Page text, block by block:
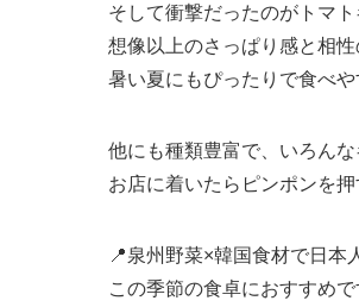
そして衝撃だったのがトマト
想像以上のさっぱり感と相性
暑い夏にもぴったりで食べ
他にも種類豊富で、いろん
お店に着いたらピンポンを
📍泉州野菜×韓国食材で日本
この季節の食卓におすすめ